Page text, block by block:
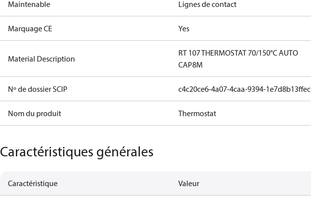
Maintenable Lignes de contact
Marquage CE Yes
Material Description
RT 107 THERMOSTAT 70/150°C AUTO
CAP8M
Nº de dossier SCIP c4c20ce6-4a07-4caa-9394-1e7d8b13ffec
Nom du produit Thermostat
Caractéristiques générales
Caractéristique Valeur